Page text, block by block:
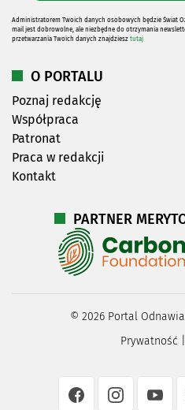
Administratorem Twoich danych osobowych będzie Świat
mail jest dobrowolne, ale niezbędne do otrzymania
przetwarzania Twoich danych znajdziesz tutaj
O PORTALU
Poznaj redakcję
Współpraca
Patronat
Praca w redakcji
Kontakt
PARTNER
© 2026Portal
Prywatność